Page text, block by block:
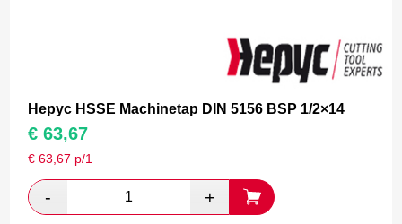
Hepyc HSSE Machinetap DIN 5156 BSP 1/2×14
€ 63,67
€63,67 p/1